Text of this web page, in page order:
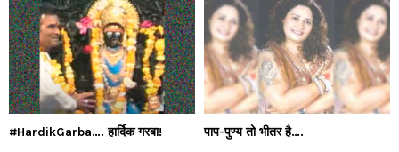
#HardikGarba…. हार्दिक गरबा! पाप-पुण्य तो भीतर है….